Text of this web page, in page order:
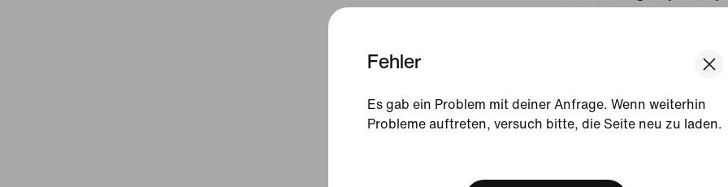
We think you are in
Fehler
Es gab ein Problem mit deiner Anfrage. Wenn weiterhin
Probleme auftreten, versuch bitte, die Seite neu zu laden.
Keine